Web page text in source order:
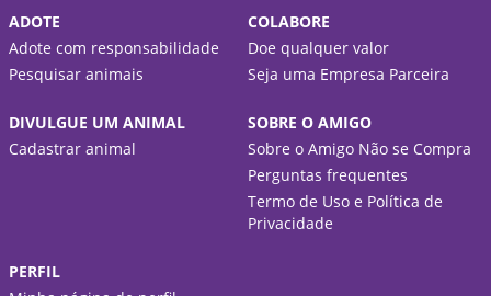
ADOTE
Adote com responsabilidade
Pesquisar animais
COLABORE
Doe qualquer valor
Seja uma Empresa Parceira
DIVULGUE UM ANIMAL
Cadastrar animal
SOBRE O AMIGO
Sobre o Amigo Não se Compra
Perguntas frequentes
Termo de Uso e Política de
Privacidade
PERFIL